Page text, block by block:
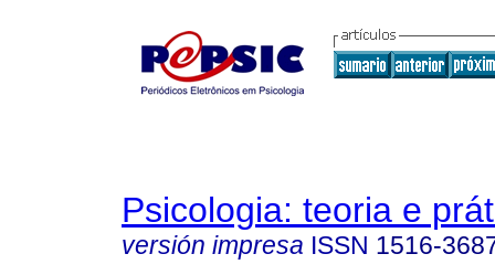
Psicologia: teoria e
versión impresa ISSN 1516-